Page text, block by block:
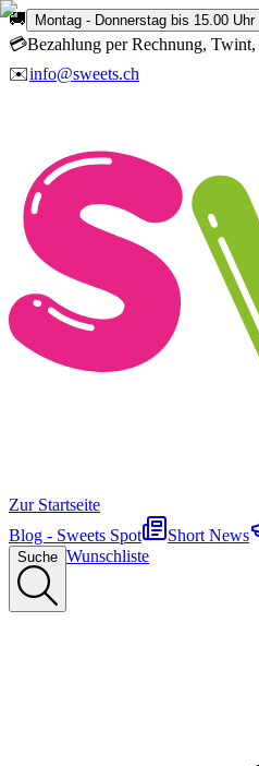
🚚 Montag - Donnerstag bis 15.00
💳Bezahlung per Rechnung,
✉️info@sweets.ch
Zur Startseite
Blog - Sweets Spot
Short News
Suche Wunschliste